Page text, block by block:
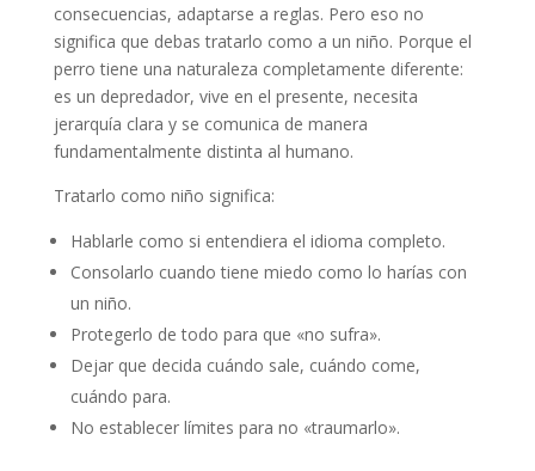
consecuencias, adaptarse a reglas. Pero eso no
significa que debas tratarlo como a un niño. Porque el
perro tiene una naturaleza completamente diferente:
es un depredador, vive en el presente, necesita
jerarquía clara y se comunica de manera
fundamentalmente distinta al humano.
Tratarlo como niño significa:
Hablarle como si entendiera el idioma completo.
Consolarlo cuando tiene miedo como lo harías con
un niño.
Protegerlo de todo para que «no sufra».
Dejar que decida cuándo sale, cuándo come,
cuándo para.
No establecer límites para no «traumarlo».